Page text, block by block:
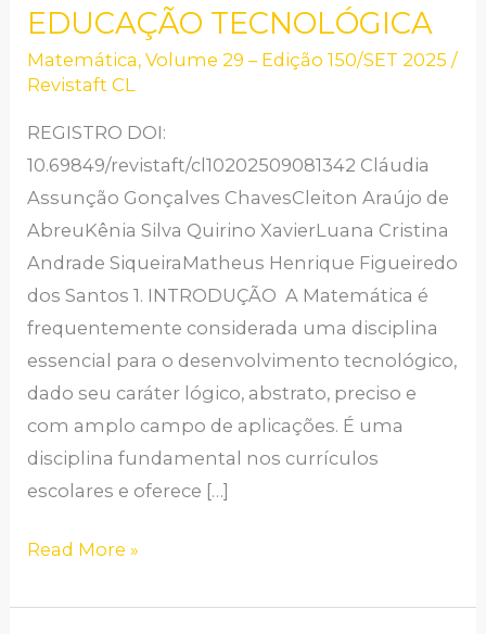
EDUCAÇÃO TECNOLÓGICA
Matemática,Volume 29 – Edição 150/SET 2025 /
Revistaft CL
REGISTRO DOI:
10.69849/revistaft/cl10202509081342 Cláudia
Assunção Gonçalves ChavesCleiton Araújo de
AbreuKênia Silva Quirino XavierLuana Cristina
Andrade SiqueiraMatheus Henrique Figueiredo
dos Santos 1. INTRODUÇÃO A Matemática é
frequentemente considerada uma disciplina
essencial para o desenvolvimento tecnológico,
dado seu caráter lógico, abstrato, preciso e
com amplo campo de aplicações. É uma
disciplina fundamental nos currículos
escolares e oferece […]
APLICADA
EDUCAÇÃO
Read More »